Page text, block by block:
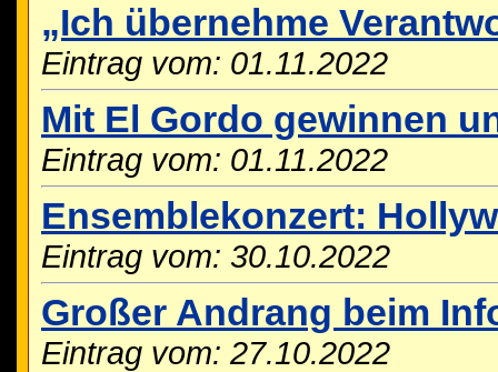
„Ich übernehme
Eintrag vom: 01.11.2022
Mit El Gordo gewinnen
Eintrag vom: 01.11.2022
Ensemblekonzert:
Eintrag vom: 30.10.2022
Großer Andrang beim
Eintrag vom: 27.10.2022